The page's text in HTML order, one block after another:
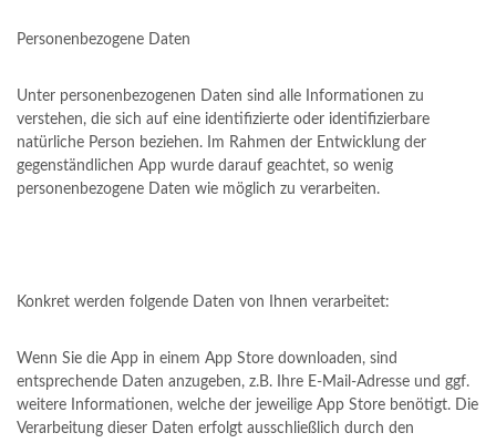
Personenbezogene Daten
Unter personenbezogenen Daten sind alle Informationen zu
verstehen, die sich auf eine identifizierte oder identifizierbare
natürliche Person beziehen. Im Rahmen der Entwicklung der
gegenständlichen App wurde darauf geachtet, so wenig
personenbezogene Daten wie möglich zu verarbeiten.
Konkret werden folgende Daten von Ihnen verarbeitet:
Wenn Sie die App in einem App Store downloaden, sind
entsprechende Daten anzugeben, z.B. Ihre E-Mail-Adresse und ggf.
weitere Informationen, welche der jeweilige App Store benötigt. Die
Verarbeitung dieser Daten erfolgt ausschließlich durch den